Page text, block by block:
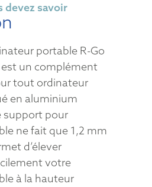
devez savoir
portable R-Go
un complément
tout ordinateur
en aluminium
support pour
ne fait que 1,2 mm
d’élever
votre
à la hauteur